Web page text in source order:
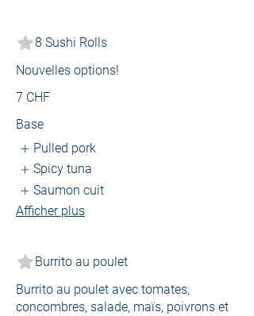
8 Sushi Rolls
Nouvelles options!
7 CHF
Base
Pulled pork
Spicy tuna
Saumon cuit
Afficher plus
Burrito au poulet
Burrito au poulet avec tomates,
concombres, salade, maïs, poivrons et